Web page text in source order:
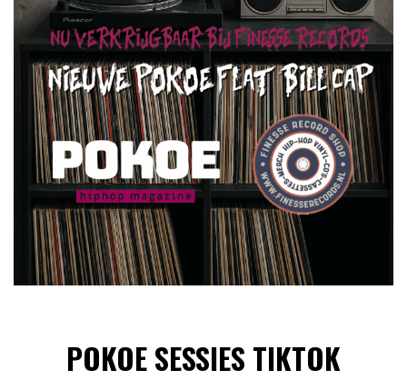
POKOE SESSIES TIKTOK